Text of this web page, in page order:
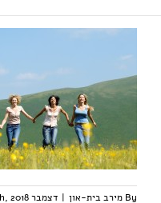
By מירב בית-און | דצמבר 6th, 2018